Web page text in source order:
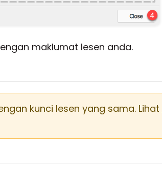
maklumat lesen anda.
kunci lesen yang sama. Lihat